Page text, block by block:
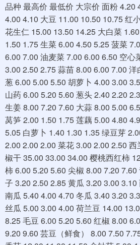
品种 最高价 最低价 大宗价 面粉 4.20
4.00 4.10 大豆 11.00 10.50 10.75 红
花生仁 15.00 13.50 14.25 大白菜
1.50 1.75 生菜 6.00 4.50 5.25 菠菜
6.00 7.00 油麦菜 7.00 6.00 6.50 空心
3.00 2.50 2.75 蒜苗 8.00 6.00 7.00
葱 6.00 5.00 5.50 胡萝卜 4.00 3.00
山药 6.00 5.20 5.60 葱头 2.40 2.20
生姜 8.00 7.20 7.60 大蒜 8.00 5.00
莴笋 2.00 1.50 1.75 莲藕 5.00 4.80
5.05 白萝卜 1.40 1.30 1.35 绿豆芽
2.00 2.00 2.00 菜花 3.00 2.00 2.50
椒干 35.00 33.00 34.00 樱桃西红柿
柿 6.00 5.20 5.60 尖椒 8.00 7.20
子 3.20 2.50 2.85 黄瓜 3.20 3.00
南瓜 5.40 4.00 4.70 冬瓜 3.40 3.20
丝瓜 5.00 3.00 4.00 荷兰豆 14.00
8.25 毛豆 6.00 5.20 5.60 红椒 8.00
9.20 9.60 芸豆（鲜食） 8.00 7.50